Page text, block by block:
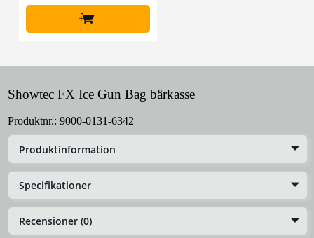
+
Showtec FX Ice Gun Bag bärkasse
Produktnr.: 9000-0131-6342
Produktinformation
Specifikationer
Recensioner (0)